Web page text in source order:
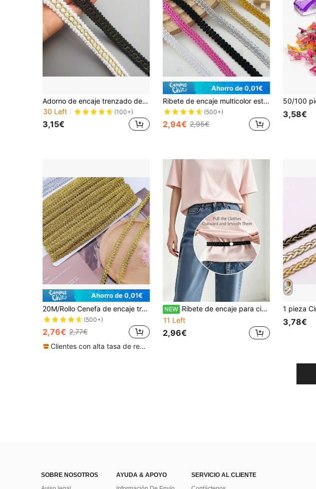
Adorno de encaje trenzado de 15 mm de ancho, bordado y tejido, para bodas, novias, disfraces, joyería, manualidades y costura
30 Left
(100+)
3,15€
Ahorro de 0,01€
Ribete de encaje multicolor estilo ciempiés clásico, suministros de artesanía y confección, encaje decorativo hecho a mano
(500+)
2,94€ 2,95€
3,58€
Ahorro de 0,01€
20M/Rollo Cenefa de encaje trenzado metálico de 1cm, cinta de encaje dorado con patrón de flor para decoración de bodas, trajes o joyería, manualidades y costura
(500+)
2,76€ 2,77€
Clientes con alta tasa de repetición
NEW Ribete de encaje para cintura, regulador de dobladillo ajustable, extensor de botón invisible, adecuado para camisetas, vestidos, camisas, suéteres y pantalones, utilizado para acortar la longitud de la ropa, herramienta universal de costura para el hogar
11 Left
2,96€
3,78€
SOBRE NOSOTROS
AYUDA & APOYO
SERVICIO AL CLIENTE